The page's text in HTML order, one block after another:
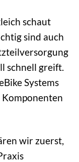
schaut
sind auch
schnell greift.
Systems
wir zuerst,